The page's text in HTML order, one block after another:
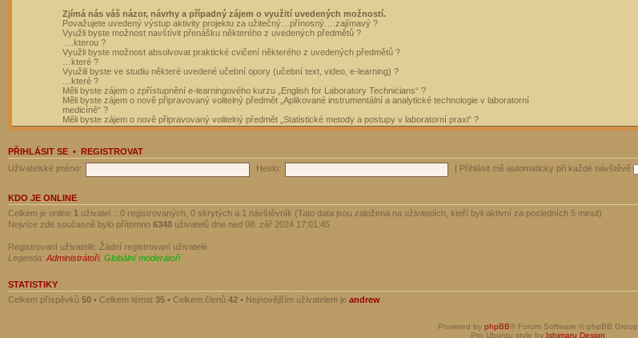
Zjímá nás váš názor, návrhy a případný zájem o využití uvedených možností.
Považujete uvedený výstup aktivity projektu za užitečný…přínosný….zajímavý ?
Využli byste možnost navštívit přenášku některého z uvedených předmětů ?
….kterou ?
Využli byste možnost absolvovat praktické cvičení některého z uvedených předmětů ?
…které ?
Využili byste ve studiu některé uvedené učební opory (učební text, video, e-learning) ?
…které ?
Měli byste zájem o zpřístupnění e-learningového kurzu „English for Laboratory Technicians“ ?
Měli byste zájem o nově připravovaný volitelný předmět „Aplikované instrumentální a analytické technologie v laboratorní
medicíně“ ?
Měli byste zájem o nově připravovaný volitelný předmět „Statistické metody a postupy v laboratorní praxi“ ?
PŘIHLÁSIT SE • REGISTROVAT
Uživatelské jméno:
Heslo: Přihlásit mě automaticky při každé návštěvě
KDO JE ONLINE
Celkem je online 1 uživatel :: 0 registrovaných, 0 skrytých a 1 návštěvník (Tato data jsou založena na uživatelích, kteří byli aktivní za posledních 5 minut)
Nejvíce zde současně bylo přítomno 6348 uživatelů dne ned 08. zář 2024 17:01:45
Registrovaní uživatelé: Žádní registrovaní uživatelé
Legenda: Administrátoři, Globální moderátoři
STATISTIKY
Celkem příspěvků 50 • Celkem témat 35 • Celkem členů 42 • Nejnovějším uživatelem je andrew
Powered by phpBB® Forum Software © phpBB Group
Pro Ubuntu style by Ishimaru Design